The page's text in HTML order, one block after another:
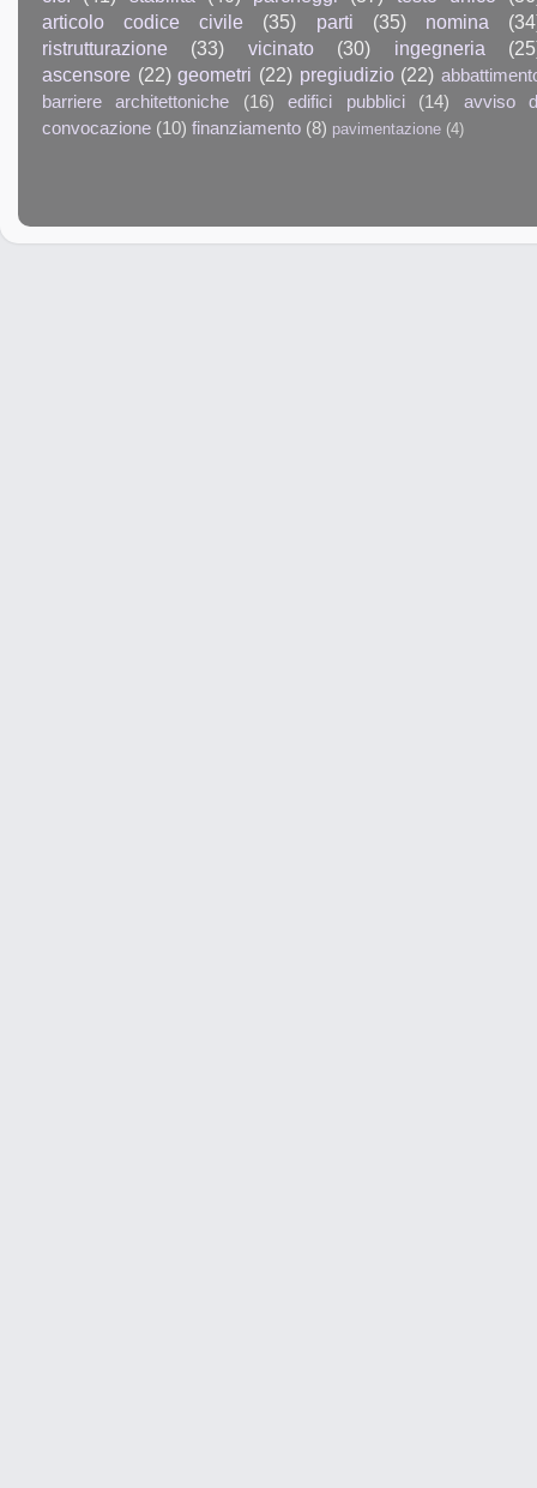
articolo codice civile
(35) parti (35) nomina
ristrutturazione
(33) vicinato (30) ingegneria
ascensore (22) geometri (22) pregiudizio (22)
barriere architettoniche
(16) edifici pubblici (14)
avviso
convocazione (10) finanziamento (8) pavimentazione (4)